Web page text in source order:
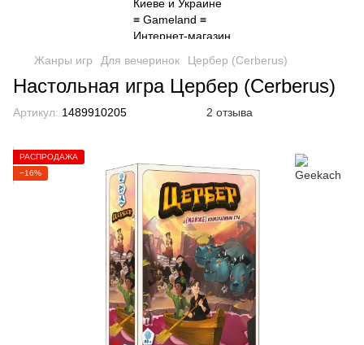
Жанры игр Для вечеринок Цербер (Cerberus)
Настольная игра Цербер (Cerberus)
Артикул: 1489910205 2 отзыва
РАСПРОДАЖА
−16%